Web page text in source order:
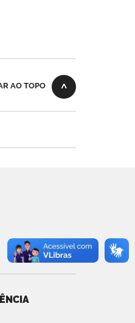
AO TOPO